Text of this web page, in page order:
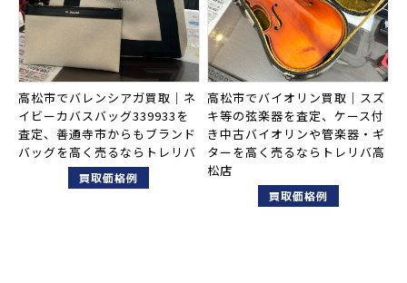
高松市でバレンシアガ買取｜ネ
イビーカバスバッグ339933を
査定、善通寺市からもブランド
バッグを高く売るならトレリバ
買取価格例
高松市でバイオリン買取｜スズ
キ等の弦楽器を査定、ケース付
き中古バイオリンや管楽器・ギ
ターを高く売るならトレリバ高
松店
買取価格例